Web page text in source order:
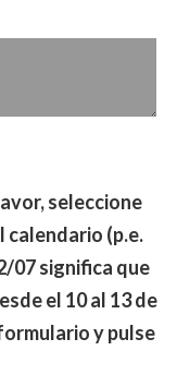
seleccione
calendario (p.e.
07 significa que
el 10 al 13 de
y pulse